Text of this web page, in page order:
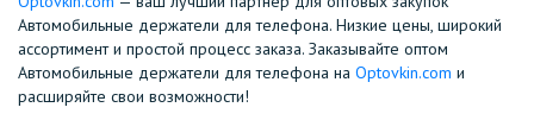
Автомобильные держатели для телефона. Низкие цены, широкий
ассортимент и простой процесс заказа. Заказывайте оптом
Автомобильные держатели для телефона на Optovkin.com и
расширяйте свои возможности!